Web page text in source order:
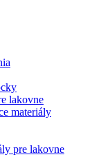
lakovne
materiály
pre lakovne